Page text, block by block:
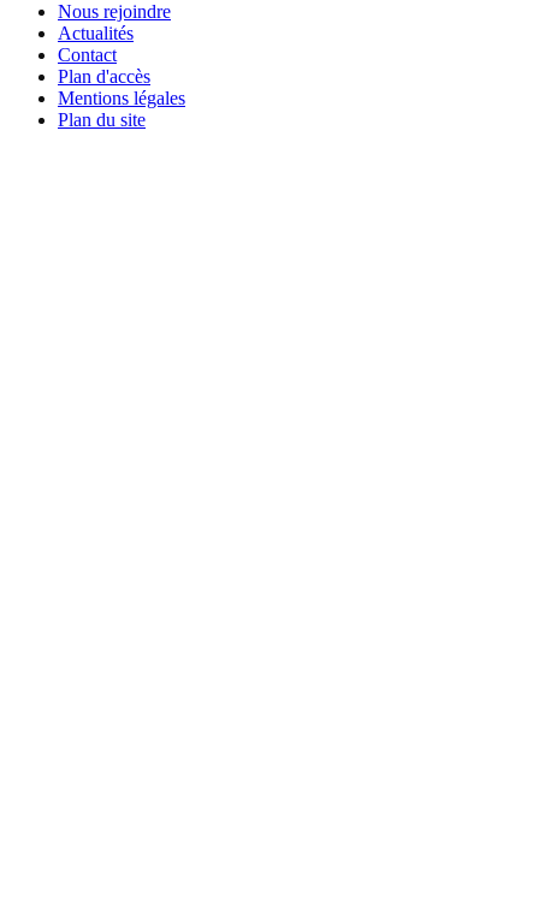
Nous rejoindre
Actualités
Contact
Plan d'accès
Mentions légales
Plan du site